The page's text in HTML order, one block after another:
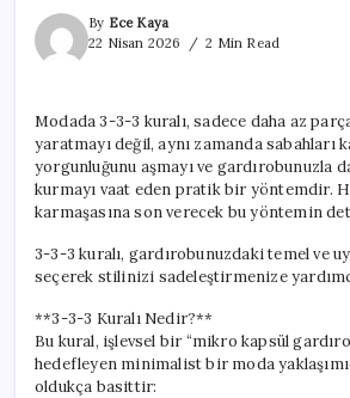
By Ece Kaya
22 Nisan 2026
2 Min Read
Modada 3-3-3 kuralı, sadece daha az
yaratmayı değil, aynı zamanda sabahları
yorgunluğunu aşmayı ve gardırobunuzla
kurmayı vaat eden pratik bir yöntemdir.
karmaşasına son verecek bu yöntemin
3-3-3 kuralı, gardırobunuzdaki temel ve
seçerek stilinizi sadeleştirmenize
**3-3-3 Kuralı Nedir?**
Bu kural, işlevsel bir “mikro kapsül
hedefleyen minimalist bir moda
oldukça basittir: